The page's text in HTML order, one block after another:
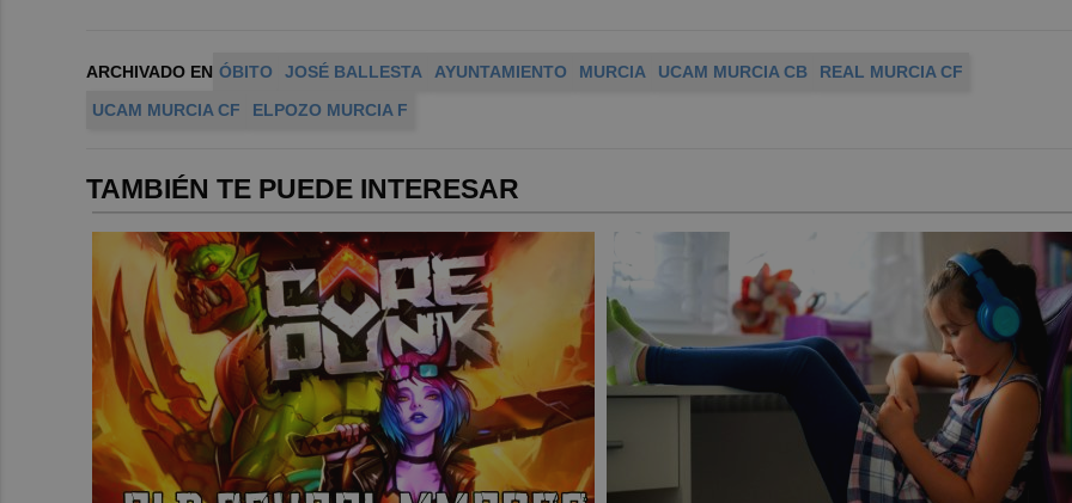
ARCHIVADO EN ÓBITO JOSÉ BALLESTA AYUNTAMIENTO MURCIA UCAM MURCIA CB
REAL MURCIA CF
UCAM MURCIA CF
ELPOZO MURCIA F
TAMBIÉN TE PUEDE INTERESAR